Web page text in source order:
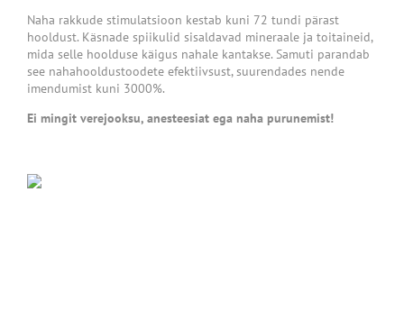
Naha rakkude stimulatsioon kestab kuni 72 tundi pärast
hooldust. Käsnade spiikulid sisaldavad mineraale ja toitaineid,
mida selle hoolduse käigus nahale kantakse. Samuti parandab
see nahahooldustoodete efektiivsust, suurendades nende
imendumist kuni 3000%.
Ei mingit verejooksu, anesteesiat ega naha purunemist!